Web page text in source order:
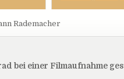
Rademacher
bei einer Filmaufnahme